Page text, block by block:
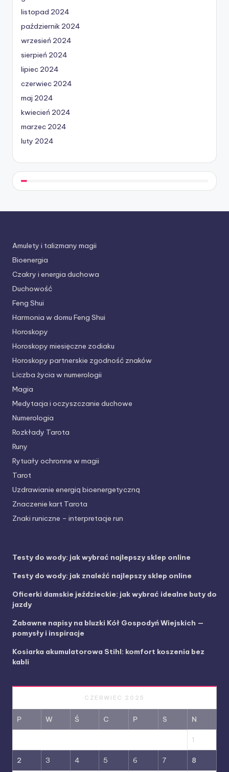
listopad 2024
październik 2024
wrzesień 2024
sierpień 2024
lipiec 2024
czerwiec 2024
maj 2024
kwiecień 2024
marzec 2024
luty 2024
Amulety i talizmany magii
Bioenergia
Czakry i energia duchowa
Duchowość
Feng Shui
Harmonia w domu Feng Shui
Horoskopy
Horoskopy miesięczne zodiaku
Horoskopy partnerskie zgodność znaków
Liczba życia w numerologii
Magia
Medytacja i oczyszczanie duchowe
Numerologia
Rozkłady Tarota
Runy
Rytuały ochronne w magii
Tarot
Uzdrawianie energią bioenergetyczną
Znaczenie kart Tarota
Znaki runiczne – interpretacje run
Testy do wody: jak wybrać najlepszy sklep online
Testy do wody: jak znaleźć najlepszy sklep online
Oficerki damskie jeździeckie: jak wybrać idealne buty do
jazdy
Zabawne napisy na bluzki Kół Gospodyń Wiejskich —
pomysły i inspiracje
Kosiarka akumulatorowa Stihl: komfort koszenia bez
kabli
CZERWIEC 2025
P W Ś C P S N
1
2 3 4 5 6 7 8